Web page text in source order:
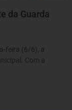
da Guarda
feira (6/6), a
Com a